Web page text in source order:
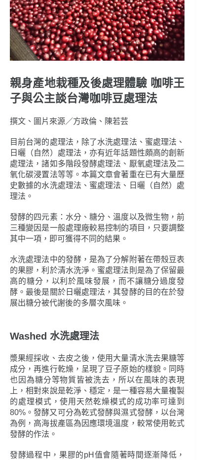
親身產地栽種及後處理體驗 咖啡王
子與公主談台灣咖啡豆處理法
撰文、圖片來源／方政倫、陳若芸
目前台灣的處理法，除了水洗處理法、蜜處理法、
日曬（自然）處理法，亦有近年話題性頗高的創新
處理法，諸如多階段發酵處理法、厭氧處理法及二
氧化碳浸置法等等。本篇文章會著重在已有大量歷
史數據的水洗處理法、蜜處理法、日曬（自然）處
理法。
發酵的四元素：水分、糖分、溫度以及微生物，前
三種變因是一般處理廠較易控制的項目，只要調整
其中一項，即可獲得不同的結果。
水洗處理法中的發酵，是為了分解附著在帶殼豆表
的果膠，利於清水洗淨。蜜處理法則是為了保留最
高的糖分，以利於風味發展，而不讓糖分過度發
酵。最後是關於日曬處理法，其發酵的目的在於發
展出糖分被代謝後的多層次風味。
Washed 水洗處理法
漿果經採收、去皮之後，使用大量清水洗去果糖等
成分，再進行乾燥，呈現了豆子原始的樣貌。同時
也因為糖分等物質皆被洗去，所以在風味的表現
上，相對來說是乾淨、穩定，是一種容易大量複製
的處理模式，使用天然乾燥模式的成功率可達到
80%。發酵又可分為乾式發酵與濕式發酵，以台灣
為例，高海拔產區為因應環境溫度，較常使用乾式
發酵的作法。
發酵過程中，果膠的pH值會隨著時間逐漸降低，